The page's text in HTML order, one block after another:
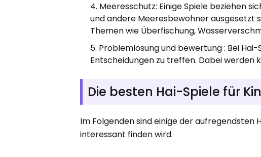
Meeresschutz: Einige Spiele beziehen
und andere Meeresbewohner ausgesetzt
Themen wie Überfischung,
Problemlösung und bewertung : Bei
Entscheidungen zu treffen. Dabei werden
Die besten Hai-Spiele für
Im Folgenden sind einige der aufregendsten
interessant finden wird.